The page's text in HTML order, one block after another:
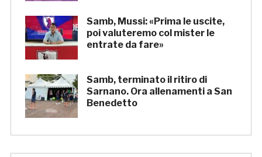
Samb, Mussi: «Prima le uscite,
poi valuteremo col mister le
entrate da fare»
Samb, terminato il ritiro di
Sarnano. Ora allenamenti a San
Benedetto